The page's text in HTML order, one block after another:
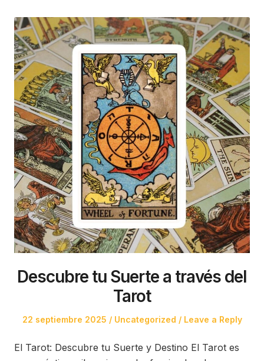
Descubre tu Suerte a través del
Tarot
Posted
22 septiembre 2025
Posted
Uncategorized Leave a Reply
El Tarot: Descubre tu Suerte y Destino El Tarot es